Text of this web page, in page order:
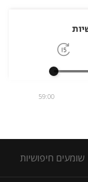
59:00